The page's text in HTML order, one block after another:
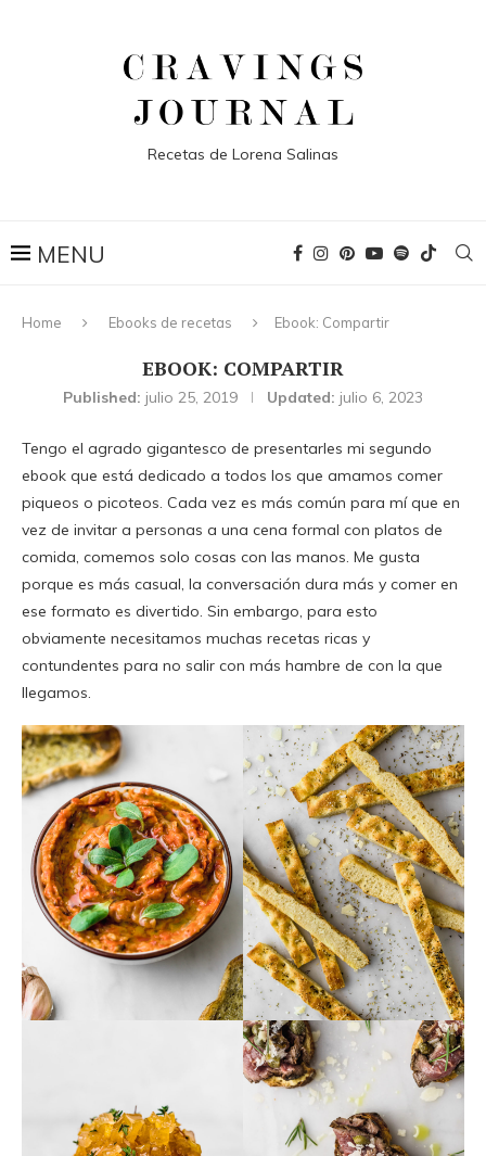
Recetas de Lorena Salinas
Home Ebooks de recetas Ebook: Compartir
EBOOK: COMPARTIR
Published: julio 25, 2019 Updated: julio 6, 2023
Tengo el agrado gigantesco de presentarles mi segundo
ebook que está dedicado a todos los que amamos comer
piqueos o picoteos. Cada vez es más común para mí que en
vez de invitar a personas a una cena formal con platos de
comida, comemos solo cosas con las manos. Me gusta
porque es más casual, la conversación dura más y comer en
ese formato es divertido. Sin embargo, para esto
obviamente necesitamos muchas recetas ricas y
contundentes para no salir con más hambre de con la que
llegamos.